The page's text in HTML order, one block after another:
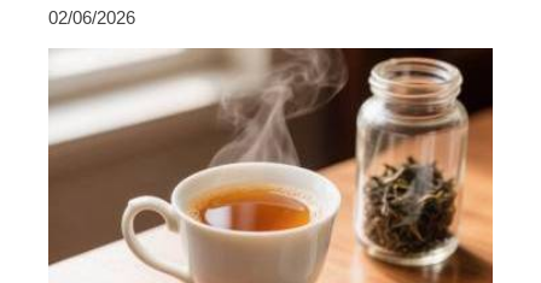
02/06/2026